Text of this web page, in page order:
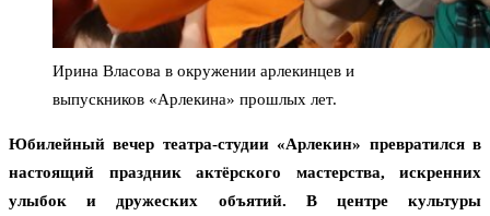
Ирина Власова в окружении арлекинцев и
выпускников «Арлекина» прошлых лет.
Юбилейный вечер театра-студии «Арлекин» превратился в
настоящий праздник актёрского мастерства, искренних
улыбок и дружеских объятий. В центре культуры